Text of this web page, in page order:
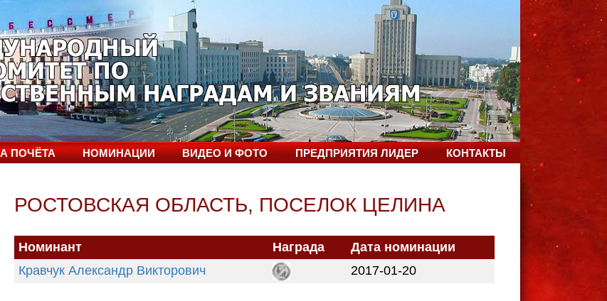
ПОЧЁТА НОМИНАЦИИ ВИДЕО И ФОТО ПРЕДПРИЯТИЯ ЛИДЕР КОНТАКТЫ
РОСТОВСКАЯ ОБЛАСТЬ, ПОСЕЛОК ЦЕЛИНА
Номинант Награда
Дата номинации
Кравчук Александр Викторович
2017-01-20